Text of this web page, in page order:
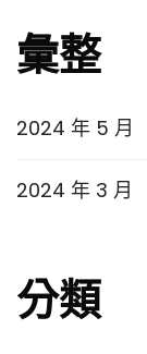
彙整
2024 年 5 月
2024 年 3 月
分類